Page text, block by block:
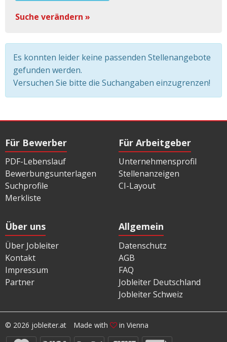
Suche verändern »
Es konnten leider keine passenden Stellenangebote
gefunden werden.
Versuchen Sie bitte die Suchangaben einzugrenzen!
Für Bewerber
PDF-Lebenslauf
Bewerbungsunterlagen
Suchprofile
Merkliste
Für Arbeitgeber
Unternehmensprofil
Stellenanzeigen
CI-Layout
Über uns
Über Jobleiter
Kontakt
Impressum
Partner
Allgemein
Datenschutz
AGB
FAQ
Jobleiter Deutschland
Jobleiter Schweiz
© 2026 jobleiter.at Made with in Vienna